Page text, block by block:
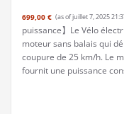
699,00 € (as of juillet 7, 2025
puissance】Le Vélo
moteur sans balais qui
coupure de 25 km/h. Le
fournit une puissance